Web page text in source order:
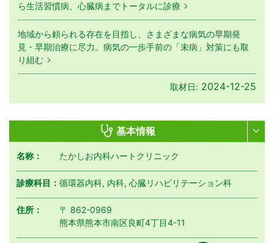
ら生活習慣病、心臓病までトータルに診療
地域から頼られる存在を目指し、さまざまな病気の早期発
見・早期治療に尽力。病気の一歩手前の「未病」対策にも取
り組む
取材日: 2024-12-25
基本情報
名称： たかしお内科ハートクリニック
診療科目：循環器内科, 内科, 心臓リハビリテーション科
住所：
〒 862-0969
熊本県熊本市南区良町4丁目4-11